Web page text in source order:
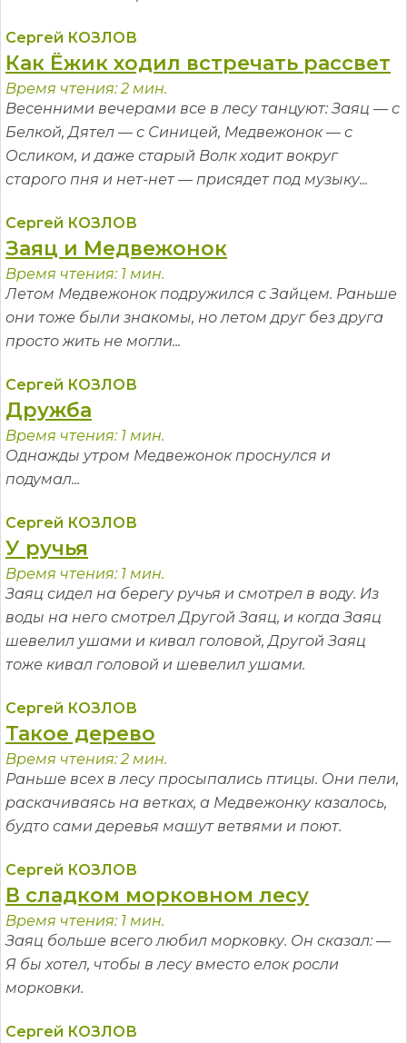
Сергей КОЗЛОВ
Как Ёжик ходил встречать рассвет
Время чтения: 2 мин.
Весенними вечерами все в лесу танцуют: Заяц — с
Белкой, Дятел — с Синицей, Медвежонок — с
Осликом, и даже старый Волк ходит вокруг
старого пня и нет-нет — присядет под музыку...
Сергей КОЗЛОВ
Заяц и Медвежонок
Время чтения: 1 мин.
Летом Медвежонок подружился с Зайцем. Раньше
они тоже были знакомы, но летом друг без друга
просто жить не могли...
Сергей КОЗЛОВ
Дружба
Время чтения: 1 мин.
Однажды утром Медвежонок проснулся и
подумал...
Сергей КОЗЛОВ
У ручья
Время чтения: 1 мин.
Заяц сидел на берегу ручья и смотрел в воду. Из
воды на него смотрел Другой Заяц, и когда Заяц
шевелил ушами и кивал головой, Другой Заяц
тоже кивал головой и шевелил ушами.
Сергей КОЗЛОВ
Такое дерево
Время чтения: 2 мин.
Раньше всех в лесу просыпались птицы. Они пели,
раскачиваясь на ветках, а Медвежонку казалось,
будто сами деревья машут ветвями и поют.
Сергей КОЗЛОВ
В сладком морковном лесу
Время чтения: 1 мин.
Заяц больше всего любил морковку. Он сказал: —
Я бы хотел, чтобы в лесу вместо елок росли
морковки.
Сергей КОЗЛОВ